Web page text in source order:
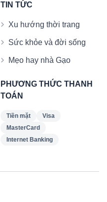
TIN TỨC
Xu hướng thời trang
Sức khỏe và đời sống
Mẹo hay nhà Gạo
PHƯƠNG THỨC THANH
TOÁN
Tiền mặt
Visa
MasterCard
Internet Banking